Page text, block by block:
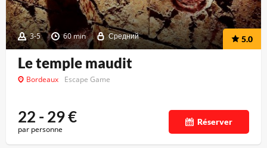
3-5 60 min Средний 5.0
Le temple maudit
Bordeaux Escape Game
22 - 29€
par personne
Réserver